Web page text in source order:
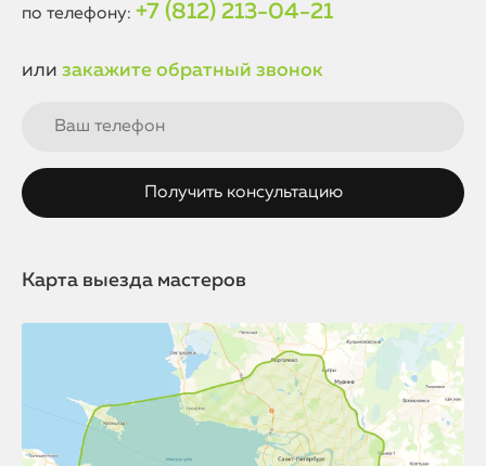
по телефону: +7 (812) 213-04-21
или закажите обратный звонок
Карта выезда мастеров